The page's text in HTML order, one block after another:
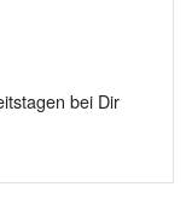
bei Dir